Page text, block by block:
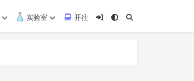
实验室
开往